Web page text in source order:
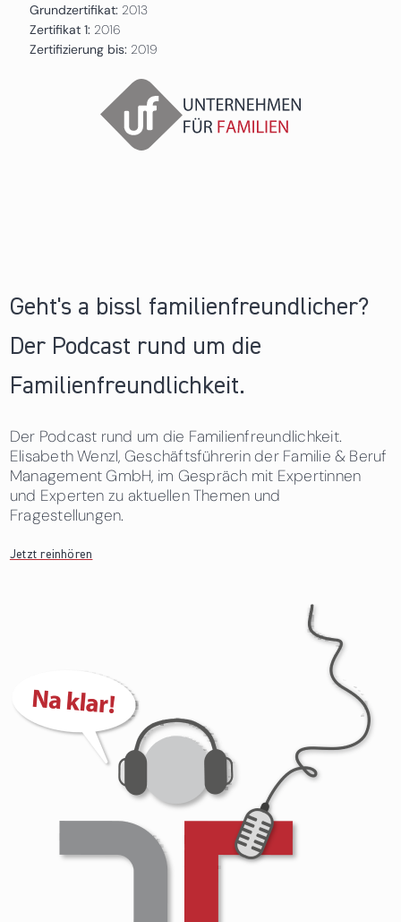
Grundzertifikat: 2013
Zertifikat 1: 2016
Zertifizierung bis: 2019
Geht's a bissl familienfreundlicher?
Der Podcast rund um die
Familienfreundlichkeit.
Der Podcast rund um die Familienfreundlichkeit.
Elisabeth Wenzl, Geschäftsführerin der Familie & Beruf
Management GmbH, im Gespräch mit Expertinnen
und Experten zu aktuellen Themen und
Fragestellungen.
Jetzt reinhören